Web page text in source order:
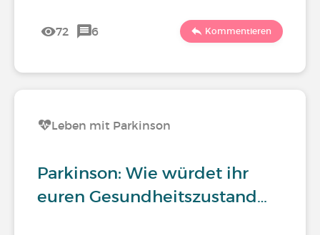
72 6 Kommentieren
Leben mit Parkinson
Parkinson: Wie würdet ihr
euren Gesundheitszustand…